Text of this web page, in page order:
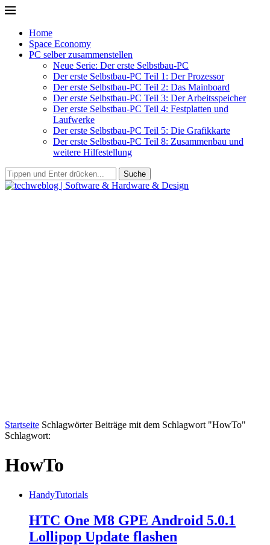
Home
Space Economy
PC selber zusammenstellen
Neue Serie: Der erste Selbstbau-PC
Der erste Selbstbau-PC Teil 1: Der Prozessor
Der erste Selbstbau-PC Teil 2: Das Mainboard
Der erste Selbstbau-PC Teil 3: Der Arbeitsspeicher
Der erste Selbstbau-PC Teil 4: Festplatten und
Laufwerke
Der erste Selbstbau-PC Teil 5: Die Grafikkarte
Der erste Selbstbau-PC Teil 8: Zusammenbau und
weitere Hilfestellung
Suche
Startseite Schlagwörter Beiträge mit dem Schlagwort "HowTo"
Schlagwort:
HowTo
HandyTutorials
HTC One M8 GPE Android 5.0.1
Lollipop Update flashen